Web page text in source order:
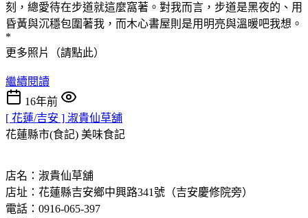
刻，總愛待在步道就這麼窩著。對我而言，步道是黑夜的、用
昏黃與沉穩包圍著我，而木心書屋則是用明亮與溫暖吧我想。
*
更多照片（請點此）
繼續閱讀
16年前
[ 花蓮/吉安 ] 淑貴仙草舖
花蓮縣市(食記) 美味食記
店名：淑貴仙草舖
店址：花蓮縣吉安鄉中興路341號（吉安慶修院旁）
電話：0916-065-397